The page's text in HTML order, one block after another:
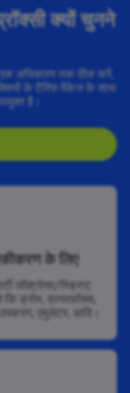
क्यों चुनने
एक अधिकतम तक ठीक करें,
के टैरिफ पैकेज के साथ
है।
के लिए
सॉफ़्टवेयर/स्क्रिप्ट
क्रोम, फ़ायरफ़ॉक्स,
उपकरण, एमुलेटर, आदि।